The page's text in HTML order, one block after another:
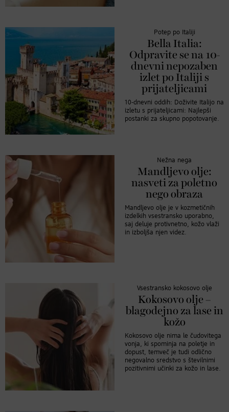
Potep po Italiji
Bella Italia:
Odpravite se na 10-
dnevni nepozaben
izlet po Italiji s
prijateljicami
10-dnevni oddih: Doživite Italijo na
izletu s prijateljicami: Najlepši
postanki za skupno popotovanje.
Nežna nega
Mandljevo olje:
nasveti za poletno
nego obraza
Mandljevo olje je v kozmetičnih
izdelkih vsestransko uporabno,
saj deluje protivnetno, kožo vlaži
in izboljša njen videz.
Vsestransko kokosovo olje
Kokosovo olje –
blagodejno za lase in
kožo
Kokosovo olje nima le čudovitega
vonja, ki spominja na poletje in
dopust, temveč je tudi odlično
negovalno sredstvo s številnimi
pozitivnimi učinki za kožo in lase.